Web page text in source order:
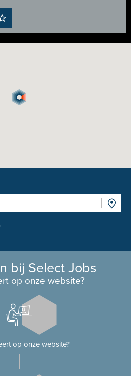
bij Select Jobs
op onze website?
op onze website?